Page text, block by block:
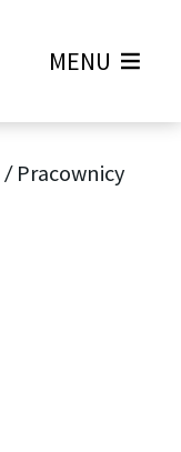
MENU
/ Pracownicy